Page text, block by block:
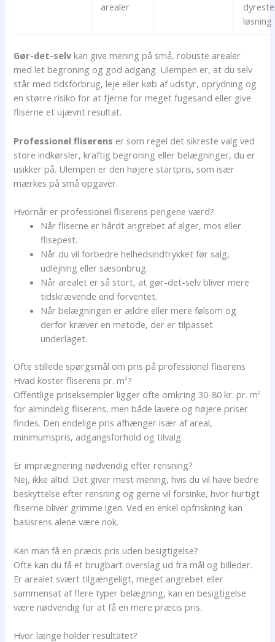
arealer
dyreste
løsning
Gør-det-selv kan give mening på små, robuste arealer
med let begroning og god adgang. Ulempen er, at du selv
står med tidsforbrug, leje eller køb af udstyr, oprydning og
en større risiko for at fjerne for meget fugesand eller give
fliserne et ujævnt resultat.
Professionel fliserens er som regel det sikreste valg ved
store indkørsler, kraftig begroning eller belægninger, du er
usikker på. Ulempen er den højere startpris, som især
mærkes på små opgaver.
Hvornår er professionel fliserens pengene værd?
Når fliserne er hårdt angrebet af alger, mos eller
flisepest.
Når du vil forbedre helhedsindtrykket før salg,
udlejning eller sæsonbrug.
Når arealet er så stort, at gør-det-selv bliver mere
tidskrævende end forventet.
Når belægningen er ældre eller mere følsom og
derfor kræver en metode, der er tilpasset
underlaget.
Ofte stillede spørgsmål om pris på professionel fliserens
Hvad koster fliserens pr. m²?
Offentlige priseksempler ligger ofte omkring 30-80 kr. pr. m²
for almindelig fliserens, men både lavere og højere priser
findes. Den endelige pris afhænger især af areal,
minimumspris, adgangsforhold og tilvalg.
Er imprægnering nødvendig efter rensning?
Nej, ikke altid. Det giver mest mening, hvis du vil have bedre
beskyttelse efter rensning og gerne vil forsinke, hvor hurtigt
fliserne bliver grimme igen. Ved en enkel opfriskning kan
basisrens alene være nok.
Kan man få en præcis pris uden besigtigelse?
Ofte kan du få et brugbart overslag ud fra mål og billeder.
Er arealet svært tilgængeligt, meget angrebet eller
sammensat af flere typer belægning, kan en besigtigelse
være nødvendig for at få en mere præcis pris.
Hvor længe holder resultatet?